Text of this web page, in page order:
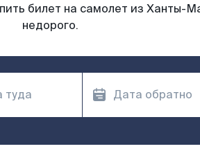
билет на самолет из Ханты-
недорого.